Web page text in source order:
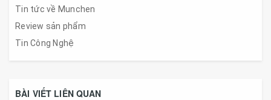
Tin tức về Munchen
Review sản phẩm
Tin Công Nghệ
BÀI VIẾT LIÊN QUAN